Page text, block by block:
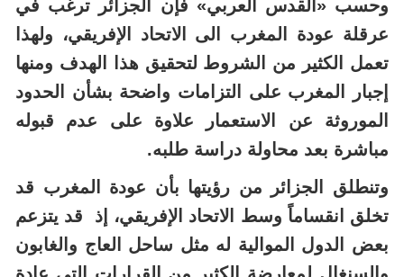
وحسب «القدس العربي» فإن الجزائر ترغب في
عرقلة عودة المغرب الى الاتحاد الإفريقي، ولهذا
تعمل الكثير من الشروط لتحقيق هذا الهدف ومنها
إجبار المغرب على التزامات واضحة بشأن الحدود
الموروثة عن الاستعمار علاوة على عدم قبوله
مباشرة بعد محاولة دراسة طلبه.
وتنطلق الجزائر من رؤيتها بأن عودة المغرب قد
تخلق انقساماً وسط الاتحاد الإفريقي، إذ قد يتزعم
بعض الدول الموالية له مثل ساحل العاج والغابون